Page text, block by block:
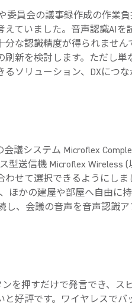
委員会の議事録作成の作業
ていました。音声認識AIを
な認識精度が得られません
新を検討します。ただし単
ソリューション、DXにつ
議システム Microflex
型送信機 Microflex Wireless (
せて選択できるようにしま
ほかの建屋や部屋へ自由に
し、会議の音声を音声認識ア
を押すだけで発言でき、ス
好評です。ワイヤレスでバ